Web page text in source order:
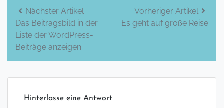
Beitrags-
Navigation
Nächster Artikel
Das Beitragsbild in der
Liste der WordPress-
Beiträge anzeigen
Vorheriger Artikel
Es geht auf große Reise
Hinterlasse eine Antwort